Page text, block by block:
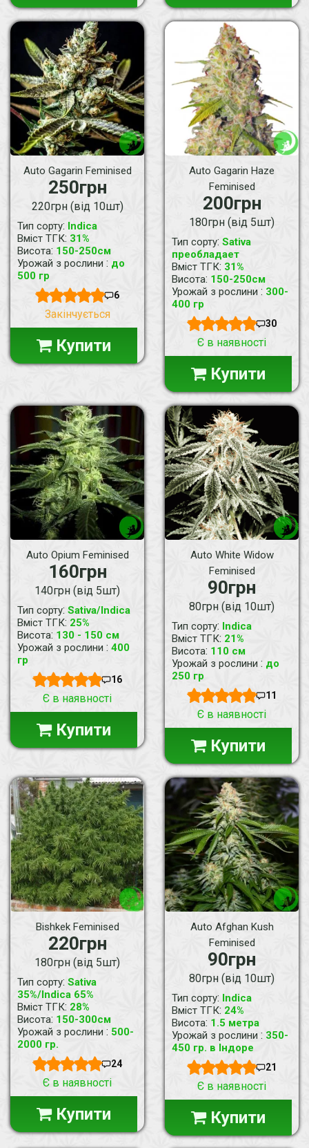
Auto Gagarin Feminised
250грн
220грн (від 10шт)
Тип сорту: Indica
Вміст ТГК: 31%
Висота: 150-250см
Урожай з рослини : до
500 гр
6
Закінчується
Купити
Auto Gagarin Haze
Feminised
200грн
180грн (від 5шт)
Тип сорту: Sativa
преобладает
Вміст ТГК: 31%
Висота: 150-250см
Урожай з рослини : 300-
400 гр
30
Є в наявності
Купити
Auto Opium Feminised
160грн
140грн (від 5шт)
Тип сорту: Sativa/Indica
Вміст ТГК: 25%
Висота: 130 - 150 см
Урожай з рослини : 400
гр
16
Є в наявності
Купити
Auto White Widow
Feminised
90грн
80грн (від 10шт)
Тип сорту: Indica
Вміст ТГК: 21%
Висота: 110 см
Урожай з рослини : до
250 гр
11
Є в наявності
Купити
Bishkek Feminised
220грн
180грн (від 5шт)
Тип сорту: Sativa
35%/Indica 65%
Вміст ТГК: 28%
Висота: 150-300см
Урожай з рослини : 500-
2000 гр.
24
Є в наявності
Купити
Auto Afghan Kush
Feminised
90грн
80грн (від 10шт)
Тип сорту: Indica
Вміст ТГК: 24%
Висота: 1.5 метра
Урожай з рослини : 350-
450 гр. в Індоре
21
Є в наявності
Купити